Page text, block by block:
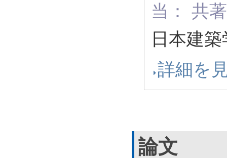
当： 共
日本建
詳細を
論文